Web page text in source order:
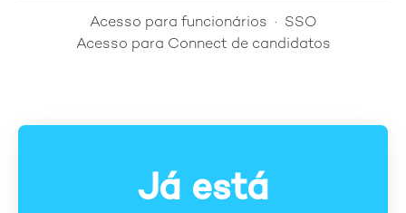
Acesso para funcionários · SSO
Acesso para Connect de candidatos
Já está